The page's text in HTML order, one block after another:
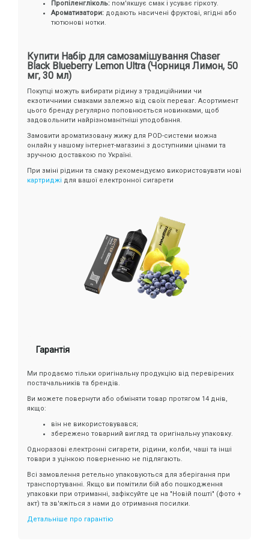
Пропіленгліколь: пом'якшує смак і усуває гіркоту.
Ароматизатори: додають насичені фруктові, ягідні або
тютюнові нотки.
Купити Набір для самозамішування Chaser
Black Blueberry Lemon Ultra (Чорниця Лимон, 50
мг, 30 мл)
Покупці можуть вибирати рідину з традиційними чи
екзотичними смаками залежно від своїх переваг. Асортимент
цього бренду регулярно поповнюється новинками, щоб
задовольнити найрізноманітніші уподобання.
Замовити ароматизовану жижу для POD-системи можна
онлайн у нашому інтернет-магазині з доступними цінами та
зручною доставкою по Україні.
При зміні рідини та смаку рекомендуємо використовувати нові
картриджі для вашої електронної сигарети
Гарантія
Ми продаємо тільки оригінальну продукцію від перевірених
постачальників та брендів.
Ви можете повернути або обміняти товар протягом 14 днів,
якщо:
він не використовувався;
збережено товарний вигляд та оригінальну упаковку.
Одноразові електронні сигарети, рідини, колби, чаші та інші
товари з уцінкою поверненню не підлягають.
Всі замовлення ретельно упаковуються для зберігання при
транспортуванні. Якщо ви помітили бій або пошкодження
упаковки при отриманні, зафіксуйте це на "Новій пошті" (фото +
акт) та зв'яжіться з нами до отримання посилки.
Детальніше про гарантію